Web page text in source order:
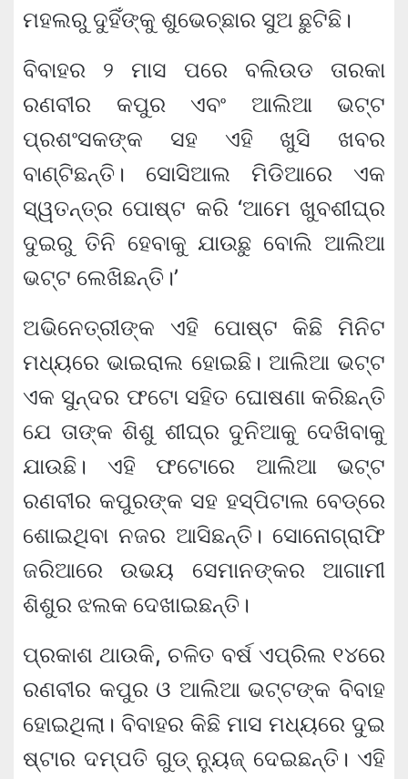
ମହଲରୁ ଦୁହିଁଙ୍କୁ ଶୁଭେଚ୍ଛାର ସୁଅ ଛୁଟିଛି।
ବିବାହର ୨ ମାସ ପରେ ବଲିଉଡ ତାରକା
ରଣବୀର କପୁର ଏବଂ ଆଲିଆ ଭଟ୍ଟ
ପ୍ରଶଂସକଙ୍କ ସହ ଏହି ଖୁସି ଖବର
ବାଣ୍ଟିଛନ୍ତି। ସୋସିଆଲ ମିଡିଆରେ ଏକ
ସ୍ୱତନ୍ତ୍ର ପୋଷ୍ଟ କରି ‘ଆମେ ଖୁବଶୀଘ୍ର
ଦୁଇରୁ ତିନି ହେବାକୁ ଯାଉଛୁ ବୋଲି ଆଲିଆ
ଭଟ୍ଟ ଲେଖିଛନ୍ତି।’
ଅଭିନେତ୍ରୀଙ୍କ ଏହି ପୋଷ୍ଟ କିଛି ମିନିଟ
ମଧ୍ୟରେ ଭାଇରାଲ ହୋଇଛି। ଆଲିଆ ଭଟ୍ଟ
ଏକ ସୁନ୍ଦର ଫଟୋ ସହିତ ଘୋଷଣା କରିଛନ୍ତି
ଯେ ତାଙ୍କ ଶିଶୁ ଶୀଘ୍ର ଦୁନିଆକୁ ଦେଖିବାକୁ
ଯାଉଛି। ଏହି ଫଟୋରେ ଆଲିଆ ଭଟ୍ଟ
ରଣବୀର କପୁରଙ୍କ ସହ ହସ୍ପିଟାଲ ବେଡ୍‌ରେ
ଶୋଇଥିବା ନଜର ଆସିଛନ୍ତି। ସୋନୋଗ୍ରାଫି
ଜରିଆରେ ଉଭୟ ସେମାନଙ୍କର ଆଗାମୀ
ଶିଶୁର ଝଲକ ଦେଖାଇଛନ୍ତି।
ପ୍ରକାଶ ଥାଉକି, ଚଳିତ ବର୍ଷ ଏପ୍ରିଲ ୧୪ରେ
ରଣବୀର କପୁର ଓ ଆଲିଆ ଭଟ୍ଟଙ୍କ ବିବାହ
ହୋଇଥିଲା। ବିବାହର କିଛି ମାସ ମଧ୍ୟରେ ଦୁଇ
ଷ୍ଟାର ଦମ୍ପତି ଗୁଡ୍ ନ୍ୟୁଜ୍ ଦେଇଛନ୍ତି। ଏହି